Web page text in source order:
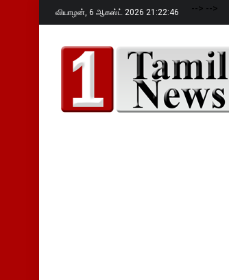
வியாழன், 6 ஆகஸ்ட் 2026 21:22:47 --> -->